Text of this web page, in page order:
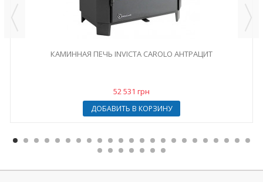
КАМИННАЯ ПЕЧЬ INVICTA CAROLO АНТРАЦИТ
52 531 грн
ДОБАВИТЬ В КОРЗИНУ